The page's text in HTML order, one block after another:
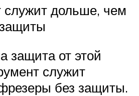
служит дольше, чем
защита от этой
служит
без защиты.